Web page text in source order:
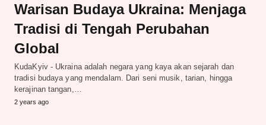
Warisan Budaya Ukraina: Menjaga
Tradisi di Tengah Perubahan
Global
KudaKyiv - Ukraina adalah negara yang kaya akan sejarah dan
tradisi budaya yang mendalam. Dari seni musik, tarian, hingga
kerajinan tangan,…
2 years ago